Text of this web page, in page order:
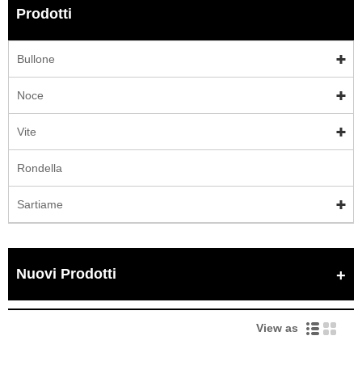
Prodotti
Bullone
Noce
Vite
Rondella
Sartiame
Nuovi Prodotti
View as